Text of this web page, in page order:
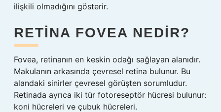
ilişkili olmadığını gösterir.
RETINA FOVEA NEDIR?
Fovea, retinanın en keskin odağı sağlayan alanıdır.
Makulanın arkasında çevresel retina bulunur. Bu
alandaki sinirler çevresel görüşten sorumludur.
Retinada ayrıca iki tür fotoreseptör hücresi bulunur:
koni hücreleri ve çubuk hücreleri.